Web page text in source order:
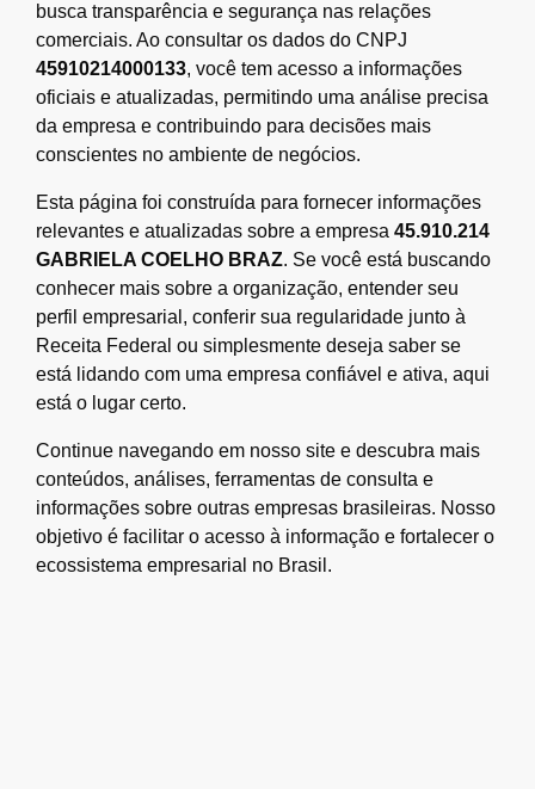
busca transparência e segurança nas relações
comerciais. Ao consultar os dados do CNPJ
45910214000133, você tem acesso a informações
oficiais e atualizadas, permitindo uma análise precisa
da empresa e contribuindo para decisões mais
conscientes no ambiente de negócios.
Esta página foi construída para fornecer informações
relevantes e atualizadas sobre a empresa 45.910.214
GABRIELA COELHO BRAZ. Se você está buscando
conhecer mais sobre a organização, entender seu
perfil empresarial, conferir sua regularidade junto à
Receita Federal ou simplesmente deseja saber se
está lidando com uma empresa confiável e ativa, aqui
está o lugar certo.
Continue navegando em nosso site e descubra mais
conteúdos, análises, ferramentas de consulta e
informações sobre outras empresas brasileiras. Nosso
objetivo é facilitar o acesso à informação e fortalecer o
ecossistema empresarial no Brasil.